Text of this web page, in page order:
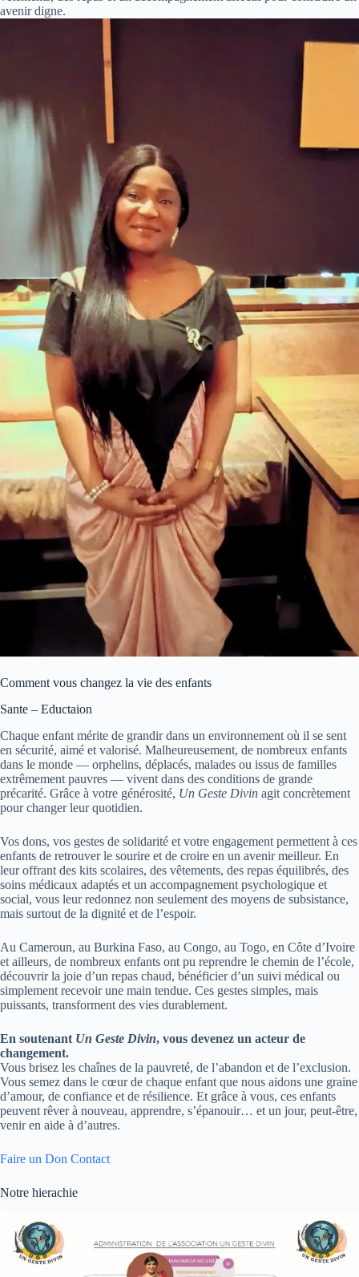
avenir digne.
Comment vous changez la vie des enfants
Sante – Eductaion
Chaque enfant mérite de grandir dans un environnement où il se sent
en sécurité, aimé et valorisé. Malheureusement, de nombreux enfants
dans le monde — orphelins, déplacés, malades ou issus de familles
extrêmement pauvres — vivent dans des conditions de grande
précarité. Grâce à votre générosité, Un Geste Divin agit concrètement
pour changer leur quotidien.
Vos dons, vos gestes de solidarité et votre engagement permettent à ces
enfants de retrouver le sourire et de croire en un avenir meilleur. En
leur offrant des kits scolaires, des vêtements, des repas équilibrés, des
soins médicaux adaptés et un accompagnement psychologique et
social, vous leur redonnez non seulement des moyens de subsistance,
mais surtout de la dignité et de l’espoir.
Au Cameroun, au Burkina Faso, au Congo, au Togo, en Côte d’Ivoire
et ailleurs, de nombreux enfants ont pu reprendre le chemin de l’école,
découvrir la joie d’un repas chaud, bénéficier d’un suivi médical ou
simplement recevoir une main tendue. Ces gestes simples, mais
puissants, transforment des vies durablement.
En soutenant Un Geste Divin, vous devenez un acteur de
changement.
Vous brisez les chaînes de la pauvreté, de l’abandon et de l’exclusion.
Vous semez dans le cœur de chaque enfant que nous aidons une graine
d’amour, de confiance et de résilience. Et grâce à vous, ces enfants
peuvent rêver à nouveau, apprendre, s’épanouir… et un jour, peut-être,
venir en aide à d’autres.
Faire un Don Contact
Notre hierachie